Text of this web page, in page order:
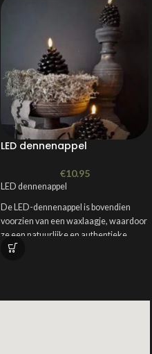
LED dennenappel
€10.95
LED dennenappel
De LED-dennenappel is bovendien
voorzien van een waxlaagje, waardoor
ze een natuurlijke en authentieke
uitstraling hebben. Dit maakt ze perfect